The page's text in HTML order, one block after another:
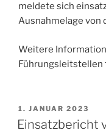
meldete sich
Ausnahmelage von
Weitere
Führungsleitstellen
VERÖFFENTLICHT
AM
1. JANUAR 2023
Einsatzbericht